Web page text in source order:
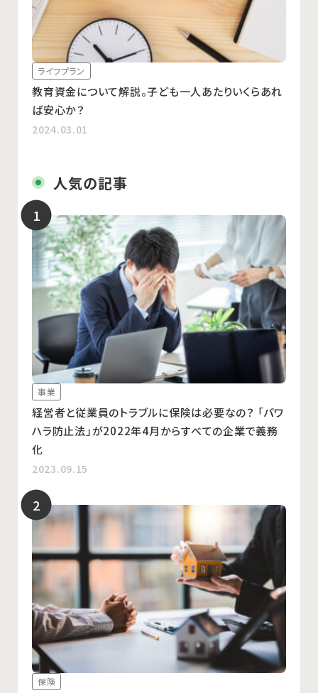
ライフプラン
教育資金について解説。子ども一人あたりいくらあれ
ば安心か？
2024.03.01
人気の記事
事業
経営者と従業員のトラブルに保険は必要なの？ 「パワ
ハラ防止法」が2022年4月からすべての企業で義務
化
2023.09.15
保険